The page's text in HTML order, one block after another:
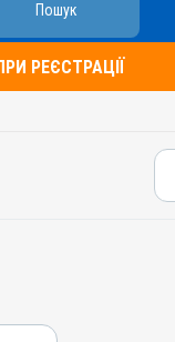
Пошук
РЕЄСТРАЦІЇ